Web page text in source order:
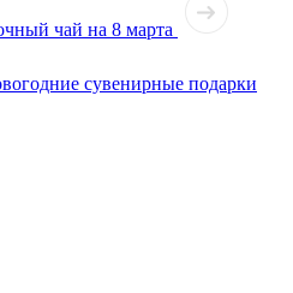
чай на 8 марта
сувенирные подарки